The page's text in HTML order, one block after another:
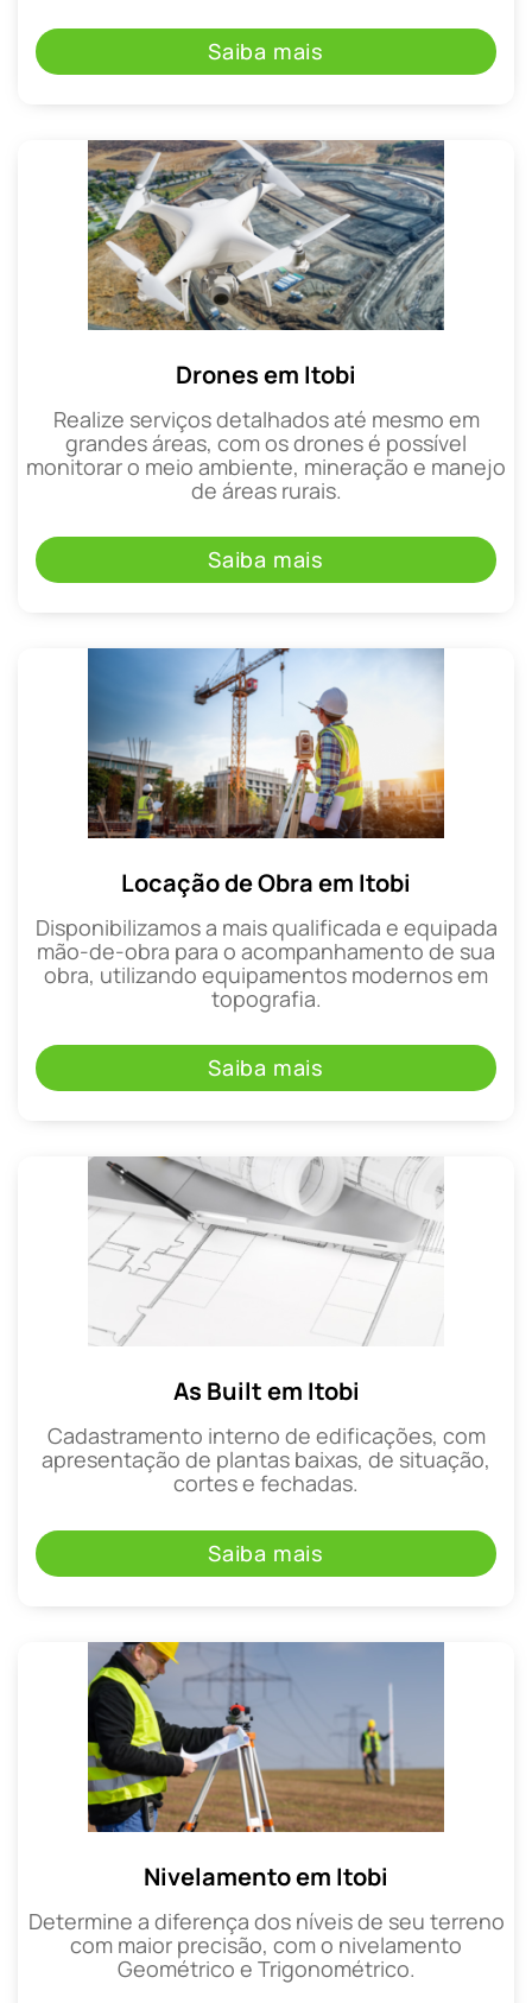
Saiba mais
Drones em Itobi
Realize serviços detalhados até mesmo em
grandes áreas, com os drones é possível
monitorar o meio ambiente, mineração e manejo
de áreas rurais.
Saiba mais
Locação de Obra em Itobi
Disponibilizamos a mais qualificada e equipada
mão-de-obra para o acompanhamento de sua
obra, utilizando equipamentos modernos em
topografia.
Saiba mais
As Built em Itobi
Cadastramento interno de edificações, com
apresentação de plantas baixas, de situação,
cortes e fechadas.
Saiba mais
Nivelamento em Itobi
Determine a diferença dos níveis de seu terreno
com maior precisão, com o nivelamento
Geométrico e Trigonométrico.